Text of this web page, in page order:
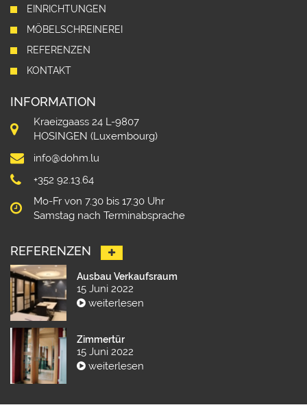
EINRICHTUNGEN
MÖBELSCHREINEREI
REFERENZEN
KONTAKT
INFORMATION
Kraeizgaass 24 L-9807
HOSINGEN (Luxembourg)
info@dohm.lu
+352 92.13.64
Mo-Fr von 7.30 bis 17.30 Uhr
Samstag nach Terminabsprache
REFERENZEN
Ausbau Verkaufsraum
15 Juni 2022
weiterlesen
Zimmertür
15 Juni 2022
weiterlesen